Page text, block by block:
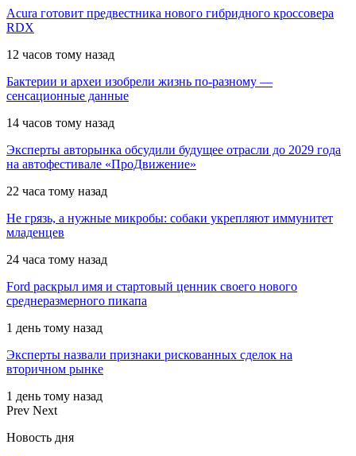
Acura готовит предвестника нового гибридного кроссовера
RDX
12 часов тому назад
Бактерии и археи изобрели жизнь по-разному —
сенсационные данные
14 часов тому назад
Эксперты авторынка обсудили будущее отрасли до 2029 года
на автофестивале «ПроДвижение»
22 часа тому назад
Не грязь, а нужные микробы: собаки укрепляют иммунитет
младенцев
24 часа тому назад
Ford раскрыл имя и стартовый ценник своего нового
среднеразмерного пикапа
1 день тому назад
Эксперты назвали признаки рискованных сделок на
вторичном рынке
1 день тому назад
Prev Next
Новость дня